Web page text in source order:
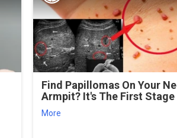
Find Papillomas On Your
Armpit? It's The First Stage
More